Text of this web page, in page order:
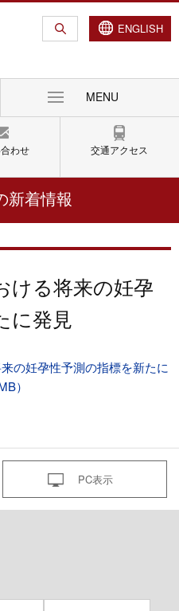
ENGLISH
MENU
わせ 交通アクセス
新着情報
ける将来の妊孕
に発見
の妊孕性予測の指標を新たに
）
PC表示